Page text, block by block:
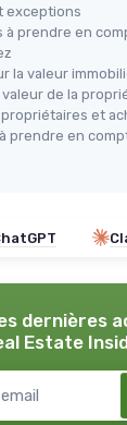
exceptions
à prendre en
la valeur
de la
et
prendre en
dernières
Estate